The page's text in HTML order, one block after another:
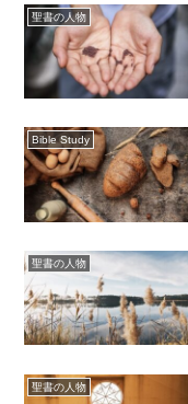
聖書の人物
Bible Study
聖書の人物
聖書の人物